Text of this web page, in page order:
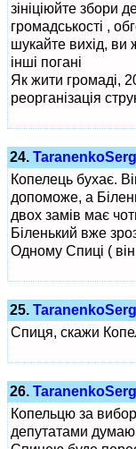
зініціюйте збори
громадськості ,
шукайте вихід, ви
інші погані
Як жити громаді,
реорганізація
24.
Копелець бухає.
допоможе, а
двох замів має
Біленький вже
Одному Спиці (
25.
Спиця, скажи
26.
Копельцю за
депутатами думаю